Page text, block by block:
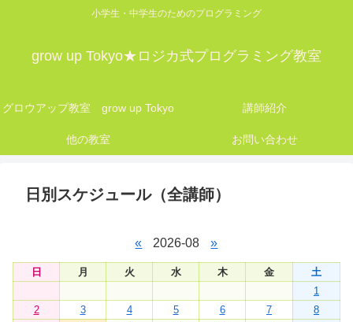
小学生・中学生のためのプログラミング
grow up Tokyo★ロジカ式プログラミング教室
グロウアップ教室 grow up Tokyo 講師紹介
他の教室 お問い合わせ
日別スケジュール（全講師）
« 2026-08 »
日 月 火 水 木 金
土
1
2
3 4 5 6 7
8